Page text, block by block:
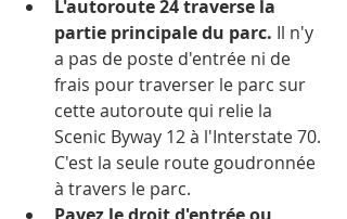
L'autoroute 24 traverse la
partie principale du parc. Il n'y
a pas de poste d'entrée ni de
frais pour traverser le parc sur
cette autoroute qui relie la
Scenic Byway 12 à l'Interstate 70.
C'est la seule route goudronnée
à travers le parc.